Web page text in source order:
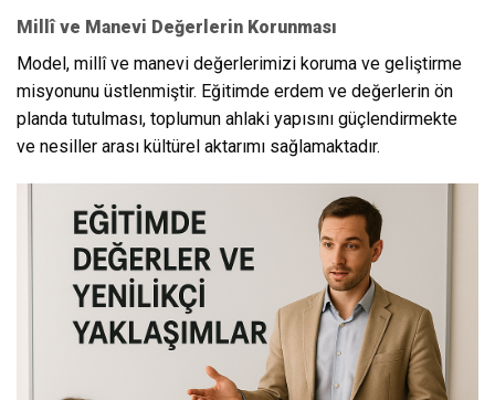
Millî ve Manevi Değerlerin Korunması
Model, millî ve manevi değerlerimizi koruma ve geliştirme
misyonunu üstlenmiştir. Eğitimde erdem ve değerlerin ön
planda tutulması, toplumun ahlaki yapısını güçlendirmekte
ve nesiller arası kültürel aktarımı sağlamaktadır.